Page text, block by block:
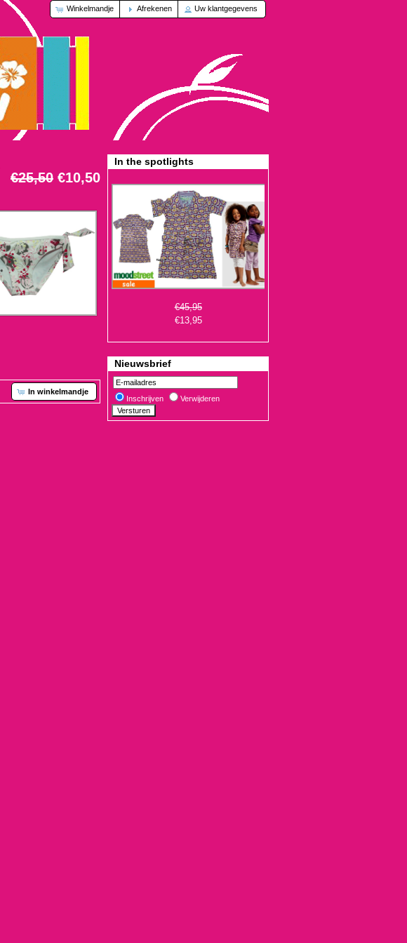
Winkelmandje Afrekenen Uw klantgegevens
€25,50 €10,50
In winkelmandje
In the spotlights
€13,95
Nieuwsbrief
Inschrijven Verwijderen